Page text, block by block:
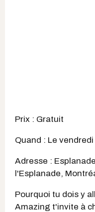
Prix : Gratuit
Quand : Le
Adresse :
l'Esplanade,
Pourquoi tu dois y
Amazing t'invite à